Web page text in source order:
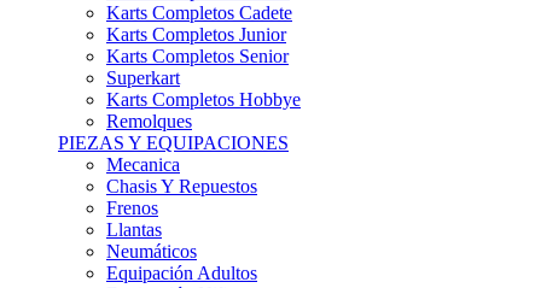
Karts Completos Junior
Karts Completos Senior
Superkart
Karts Completos Hobbye
Remolques
PIEZAS Y EQUIPACIONES
Mecanica
Chasis Y Repuestos
Frenos
Llantas
Neumáticos
Equipación Adultos
Equipación Niños